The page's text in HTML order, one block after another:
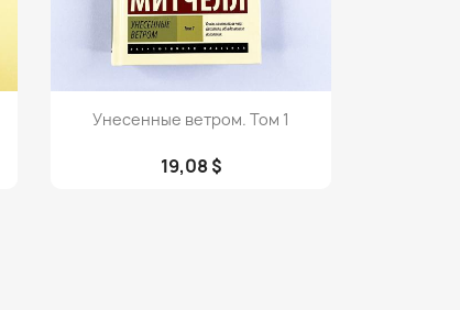
Просмотр
Унесенные ветром. Том 1
19,08 $